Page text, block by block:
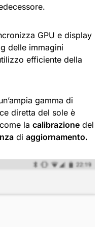
GPU e display
delle immagini
efficiente della
gamma di
diretta del sole è
la calibrazione del
di aggiornamento.